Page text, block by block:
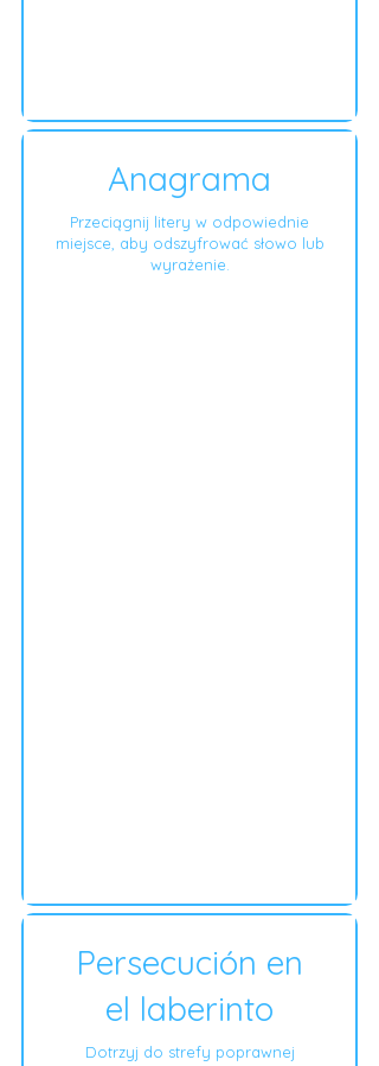
Anagrama
Przeciągnij litery w odpowiednie
miejsce, aby odszyfrować słowo lub
wyrażenie.
Persecución en
el laberinto
Dotrzyj do strefy poprawnej